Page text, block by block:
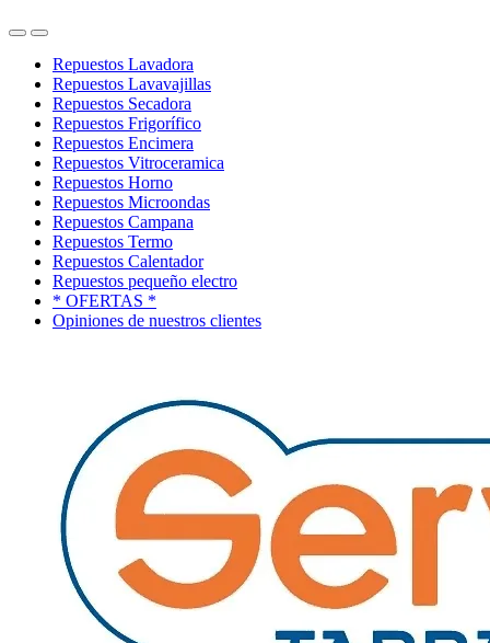
OpenClose
Repuestos Lavadora
Repuestos Lavavajillas
Repuestos Secadora
Repuestos Frigorífico
Repuestos Encimera
Repuestos Vitroceramica
Repuestos Horno
Repuestos Microondas
Repuestos Campana
Repuestos Termo
Repuestos Calentador
Repuestos pequeño electro
* OFERTAS *
Opiniones de nuestros clientes